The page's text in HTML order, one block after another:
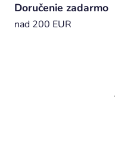
Doručenie zadarmo
nad 200 EUR